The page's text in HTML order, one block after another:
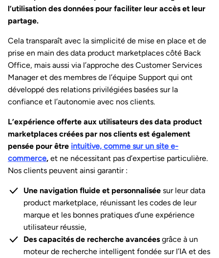
l’utilisation des données pour faciliter leur accès et leur
partage.
Cela transparaît avec la simplicité de mise en place et de
prise en main des data product marketplaces côté Back
Office, mais aussi via l’approche des Customer Services
Manager et des membres de l’équipe Support qui ont
développé des relations privilégiées basées sur la
confiance et l’autonomie avec nos clients.
L’expérience offerte aux utilisateurs des data product
marketplaces créées par nos clients est également
pensée pour être intuitive, comme sur un site e-
commerce, et ne nécessitant pas d’expertise particulière.
Nos clients peuvent ainsi garantir :
Une navigation fluide et personnalisée sur leur data
product marketplace, réunissant les codes de leur
marque et les bonnes pratiques d’une expérience
utilisateur réussie,
Des capacités de recherche avancées grâce à un
moteur de recherche intelligent fondée sur l’IA et des